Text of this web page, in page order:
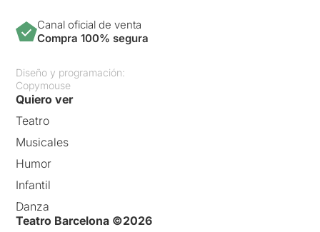
Canal oficial de venta
Compra 100% segura
Diseño y programación:
Copymouse
Quiero ver
Teatro
Musicales
Humor
Infantil
Danza
Teatro Barcelona ©2026